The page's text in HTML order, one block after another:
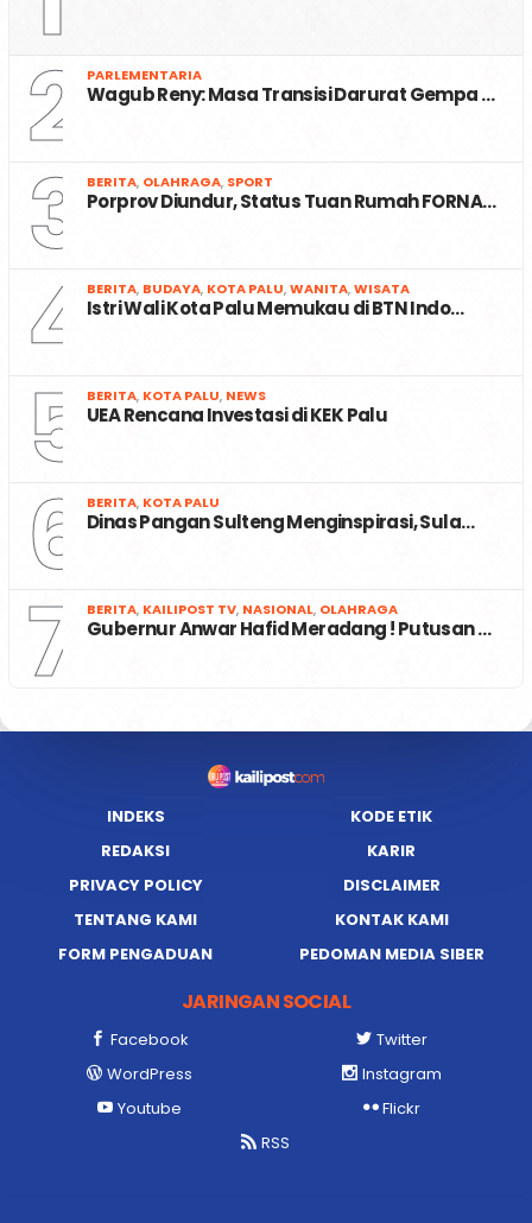
2 PARLEMENTARIA
Wagub Reny: Masa Transisi Darurat Gempa …
3 BERITA, OLAHRAGA, SPORT
Porprov Diundur, Status Tuan Rumah FORNA…
4 BERITA, BUDAYA, KOTA PALU,WANITA,WISATA
Istri Wali Kota Palu Memukau di BTN Indo…
5 BERITA, KOTA PALU, NEWS
UEA Rencana Investasi di KEK Palu
6 BERITA, KOTA PALU
Dinas Pangan Sulteng Menginspirasi, Sula…
7 BERITA, KAILIPOST TV, NASIONAL, OLAHRAGA
Gubernur Anwar Hafid Meradang ! Putusan …
INDEKS
KODE ETIK
REDAKSI
KARIR
PRIVACY POLICY
DISCLAIMER
TENTANG KAMI
KONTAK KAMI
FORM PENGADUAN
PEDOMAN MEDIA SIBER
JARINGAN SOCIAL
Facebook
Twitter
WordPress
Instagram
Youtube
Flickr
RSS